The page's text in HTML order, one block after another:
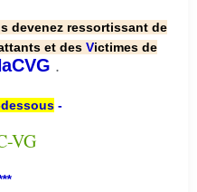
devenez ressortissant de
et des Victimes de
.
-